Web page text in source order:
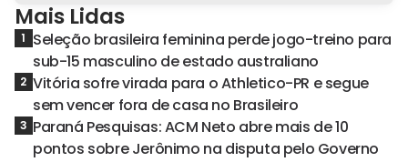
Mais Lidas
1 Seleção brasileira feminina perde jogo-treino para
sub-15 masculino de estado australiano
2 Vitória sofre virada para o Athletico-PR e segue
sem vencer fora de casa no Brasileiro
3 Paraná Pesquisas: ACM Neto abre mais de 10
pontos sobre Jerônimo na disputa pelo Governo